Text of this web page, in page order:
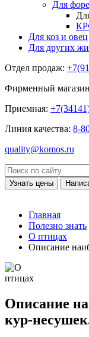
Для
Для коз и овец
Для других
Отдел продаж:
Фирменный
Приемная:
Линия качества: 8-
quality@komos.ru
Узнать цены
Главная
Полезно знать
О птицах
Описание
Описание
кур-